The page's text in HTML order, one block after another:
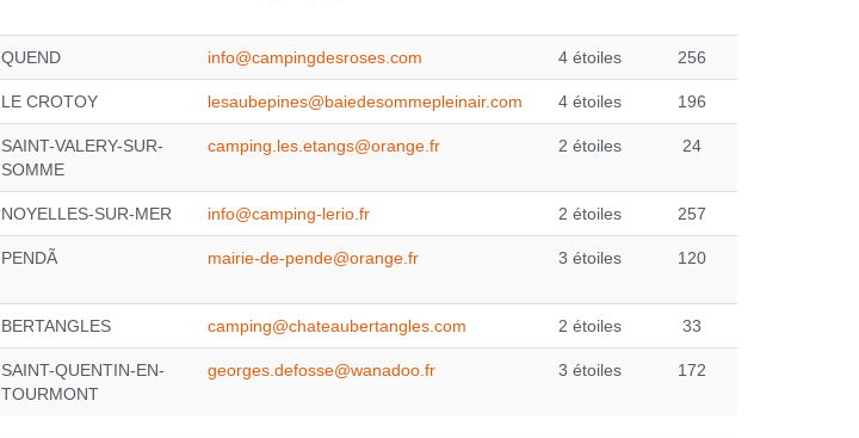
QUEND info@campingdesroses.com 4 étoiles 256
LE CROTOY lesaubepines@baiedesommepleinair.com 4 étoiles 196
SAINT-VALERY-SUR-
SOMME
camping.les.etangs@orange.fr 2 étoiles 24
NOYELLES-SUR-MER info@camping-lerio.fr 2 étoiles 257
PENDÃ mairie-de-pende@orange.fr 3 étoiles 120
BERTANGLES camping@chateaubertangles.com 2 étoiles 33
SAINT-QUENTIN-EN-
TOURMONT
georges.defosse@wanadoo.fr 3 étoiles 172